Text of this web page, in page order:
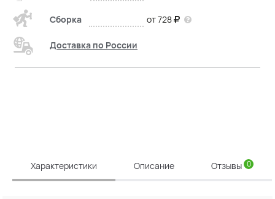
Сборка от 728
Доставка по России
Характеристики Описание Отзывы 0